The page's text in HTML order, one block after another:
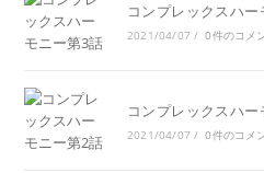
コンプレックスハ
2021/04/07 / 0件のコメ
コンプレックスハ
2021/04/07 / 0件のコメ